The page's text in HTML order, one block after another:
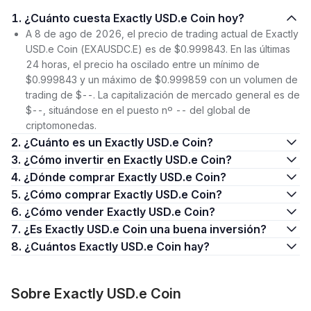
1. ¿Cuánto cuesta Exactly USD.e Coin hoy?
A 8 de ago de 2026, el precio de trading actual de Exactly
USD.e Coin (EXAUSDC.E) es de $0.999843. En las últimas
24 horas, el precio ha oscilado entre un mínimo de
$0.999843 y un máximo de $0.999859 con un volumen de
trading de $--. La capitalización de mercado general es de
$--, situándose en el puesto nº -- del global de
criptomonedas.
2. ¿Cuánto es un Exactly USD.e Coin?
3. ¿Cómo invertir en Exactly USD.e Coin?
4. ¿Dónde comprar Exactly USD.e Coin?
5. ¿Cómo comprar Exactly USD.e Coin?
6. ¿Cómo vender Exactly USD.e Coin?
7. ¿Es Exactly USD.e Coin una buena inversión?
8. ¿Cuántos Exactly USD.e Coin hay?
Sobre Exactly USD.e Coin